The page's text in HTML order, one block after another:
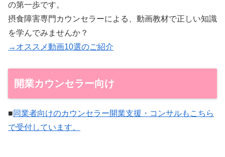
の第一歩です。
摂食障害専門カウンセラーによる、動画教材で正しい知識
を学んでみませんか？
→オススメ動画10選のご紹介
開業カウンセラー向け
■同業者向けのカウンセラー開業支援・コンサルもこちら
で受付しています。